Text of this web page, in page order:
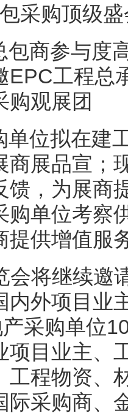
采购顶级
包商参与度
EPC工程总
购观展团
单位拟在建
商展品宣；
馈，为展商
购单位考察
提供增值服
会将继续邀
内外项目业
采购单位
项目业主、
工程物资、
际采购商、